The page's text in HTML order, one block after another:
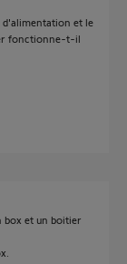
d'alimentation et le
fonctionne-t-il
box et un boitier